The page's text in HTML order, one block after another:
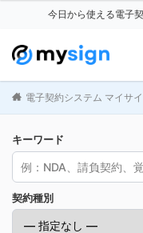
今日から使える電子
電子契約システム マイサ
キーワード
契約種別